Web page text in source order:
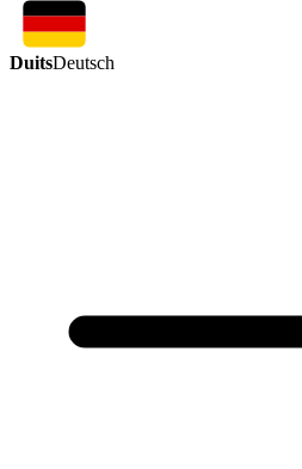
DuitsDeutsch